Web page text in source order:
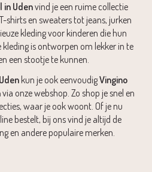
in Udenvind je een ruime collectie
T-shirts en sweaters tot jeans, jurken
kleding voor kinderen die hun
kleding is ontworpen om lekker in te
een stootje te kunnen.
Uden kun je ook eenvoudigVingino
via onze webshop. Zo shop je snel en
waar je ook woont. Of je nu
bestelt, bij ons vind je altijd de
en andere populaire merken.